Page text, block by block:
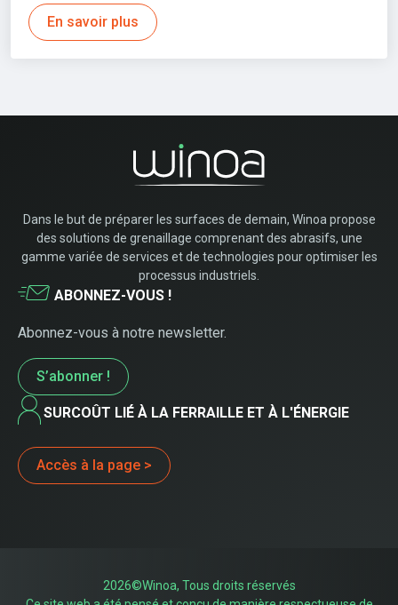
En savoir plus
Dans le but de préparer les surfaces de demain, Winoa propose
des solutions de grenaillage comprenant des abrasifs, une
gamme variée de services et de technologies pour optimiser les
processus industriels.
ABONNEZ-VOUS !
Abonnez-vous à notre newsletter.
S’abonner !
SURCOÛT LIÉ À LA FERRAILLE ET À L'ÉNERGIE
Accès à la page >
2026©Winoa, Tous droits réservés